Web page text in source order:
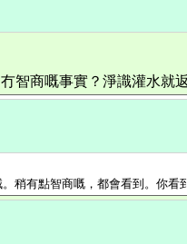
智商嘅事實？淨識灌水就
稍有點智商嘅，都會看到。你看